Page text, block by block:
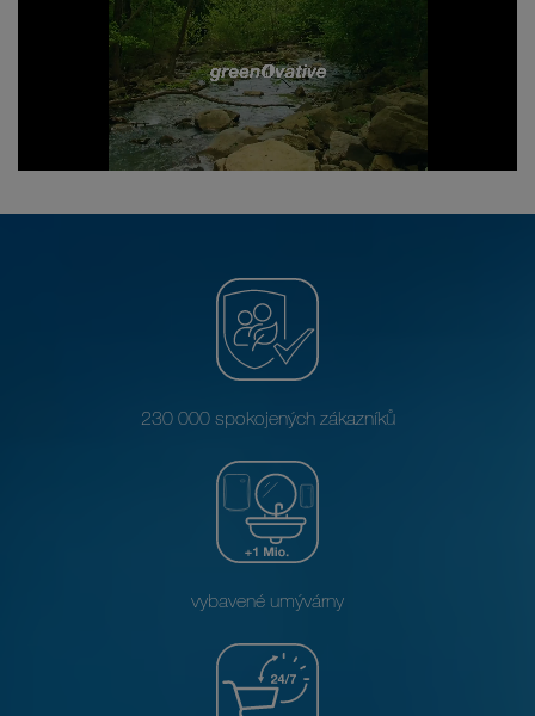
230 000 spokojených zákazníků
vybavené umývárny